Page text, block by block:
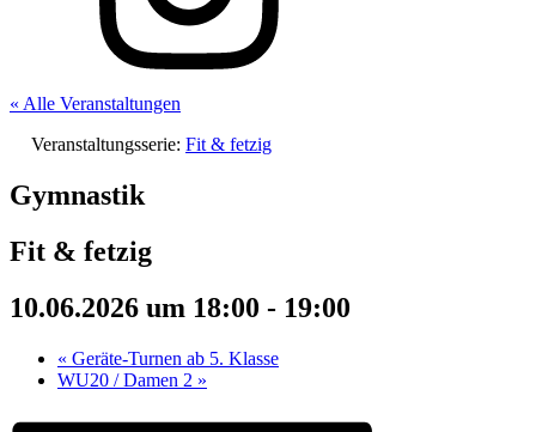
« Alle Veranstaltungen
Veranstaltungsserie: Fit & fetzig
Gymnastik
Fit & fetzig
10.06.2026 um 18:00 - 19:00
« Geräte-Turnen ab 5. Klasse
WU20 / Damen 2 »